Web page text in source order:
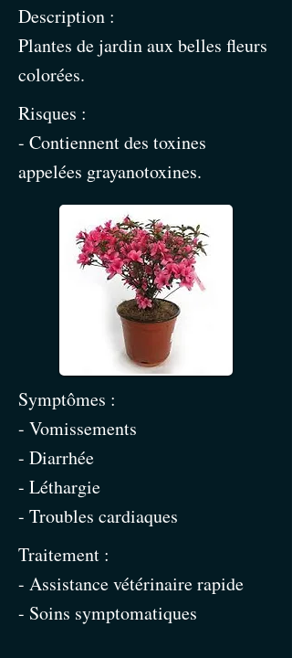
Description :
Plantes de jardin aux belles fleurs
colorées.
Risques :
- Contiennent des toxines
appelées grayanotoxines.
Symptômes :
- Vomissements
- Diarrhée
- Léthargie
- Troubles cardiaques
Traitement :
- Assistance vétérinaire rapide
- Soins symptomatiques